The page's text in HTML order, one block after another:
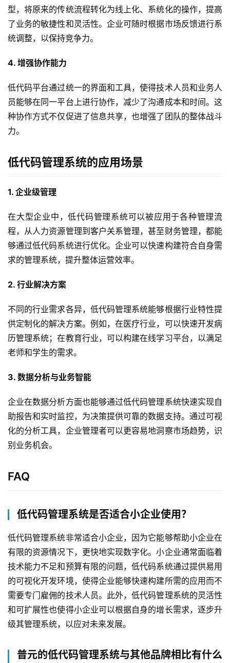
新
活
动
产
解
决
方
案
生
态
合
服
务
与
持
了
解
普
元
联
我
们
型，将原来的传统流程转化为线上化、系统化的操作，提高
了业务的敏捷性和灵活性。企业可随时根据市场反馈进行系
统调整，以保持竞争力。
4. 增强协作能力
低代码平台通过统一的界面和工具，使得技术人员和业务人
员能够在同一平台上进行协作，减少了沟通成本和时间。这
种协作方式不仅促进了信息共享，也增强了团队的整体战斗
力。
低代码管理系统的应用场景
1. 企业级管理
在大型企业中，低代码管理系统可以被应用于各种管理流
程，从人力资源管理到客户关系管理，甚至财务管理，都能
够通过低代码系统进行优化。企业可以快速构建符合自身需
求的管理系统，提升整体运营效率。
2. 行业解决方案
不同的行业需求各异，低代码管理系统能够根据行业特性提
供定制化的解决方案。例如，在医疗行业，可以快速开发病
历管理系统；在教育行业，可以构建在线学习平台，以满足
老师和学生的需求。
3. 数据分析与业务智能
企业在数据分析方面也能够通过低代码管理系统快速实现自
助报告和实时监控，为决策提供可靠的数据支持。通过可视
化的分析工具，企业管理者可以更容易地洞察市场趋势，识
别业务机会。
FAQ
低代码管理系统是否适合小企业使用？
低代码管理系统非常适合小企业，因为它能够帮助小企业在
有限的资源情况下，更快地实现数字化。小企业通常面临着
技术能力不足和预算有限的问题，低代码系统通过提供易用
的可视化开发环境，使得企业能够快速构建所需的应用而不
需要专门雇佣的技术人员。此外，低代码管理系统的灵活性
和可扩展性也使得小企业可以根据自身的增长需求，逐步升
级其管理系统，以应对未来发展。
普元的低代码管理系统与其他品牌相比有什么